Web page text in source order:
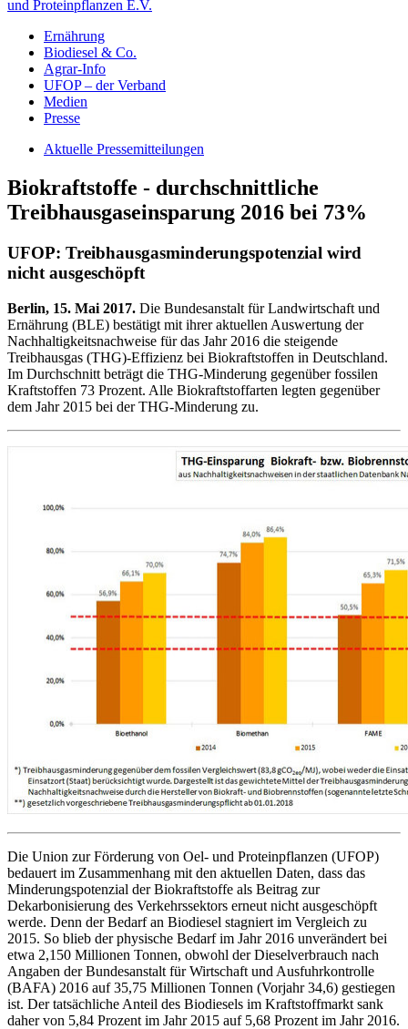
und Proteinpflanzen E.V.
Ernährung
Biodiesel & Co.
Agrar-Info
UFOP – der Verband
Medien
Presse
Aktuelle Pressemitteilungen
Biokraftstoffe - durchschnittliche
Treibhausgaseinsparung 2016 bei 73%
UFOP: Treibhausgasminderungspotenzial wird
nicht ausgeschöpft
Berlin, 15. Mai 2017. Die Bundesanstalt für Landwirtschaft und
Ernährung (BLE) bestätigt mit ihrer aktuellen Auswertung der
Nachhaltigkeitsnachweise für das Jahr 2016 die steigende
Treibhausgas (THG)-Effizienz bei Biokraftstoffen in Deutschland.
Im Durchschnitt beträgt die THG-Minderung gegenüber fossilen
Kraftstoffen 73 Prozent. Alle Biokraftstoffarten legten gegenüber
dem Jahr 2015 bei der THG-Minderung zu.
Die Union zur Förderung von Oel- und Proteinpflanzen (UFOP)
bedauert im Zusammenhang mit den aktuellen Daten, dass das
Minderungspotenzial der Biokraftstoffe als Beitrag zur
Dekarbonisierung des Verkehrssektors erneut nicht ausgeschöpft
werde. Denn der Bedarf an Biodiesel stagniert im Vergleich zu
2015. So blieb der physische Bedarf im Jahr 2016 unverändert bei
etwa 2,150 Millionen Tonnen, obwohl der Dieselverbrauch nach
Angaben der Bundesanstalt für Wirtschaft und Ausfuhrkontrolle
(BAFA) 2016 auf 35,75 Millionen Tonnen (Vorjahr 34,6) gestiegen
ist. Der tatsächliche Anteil des Biodiesels im Kraftstoffmarkt sank
daher von 5,84 Prozent im Jahr 2015 auf 5,68 Prozent im Jahr 2016.